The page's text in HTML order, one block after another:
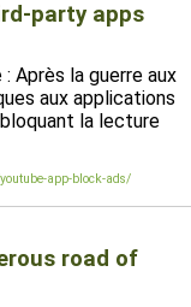
party apps
Après la guerre aux
aux applications
la lecture
app-block-ads/
road of